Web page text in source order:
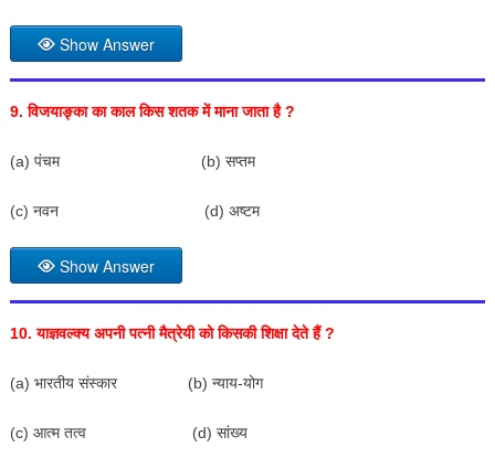
Show Answer
9.विजयाङ्का का काल किस शतक में माना जाता है?
(a) पंचम (b) सप्तम
(c) नवन (d) अष्टम
Show Answer
10.याज्ञवल्क्य अपनी पत्नी मैत्रेयी को किसकी शिक्षा देते हैं?
(a) भारतीय संस्कार (b) न्याय-योग
(c) आत्म तत्व (d) सांख्य